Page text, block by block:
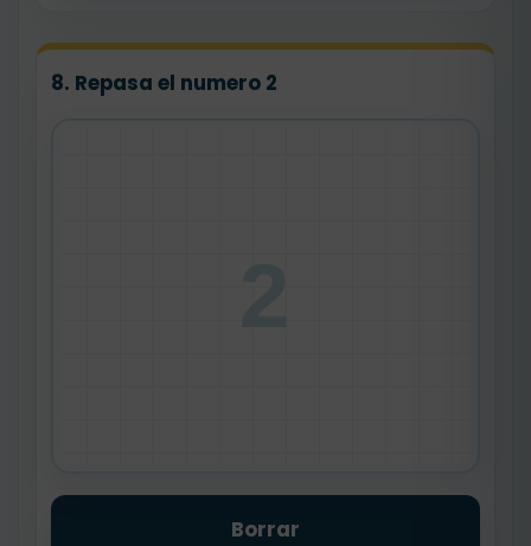
8. Repasa el numero 2
Borrar